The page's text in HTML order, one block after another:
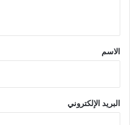
*
الاسم
البريد الإلكتروني